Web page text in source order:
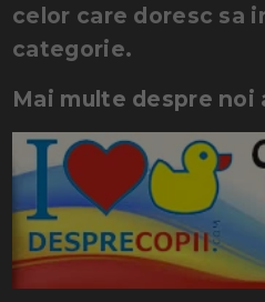
celor care doresc sa
categorie.
Mai multe despre noi